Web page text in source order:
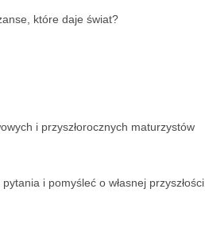
które daje świat?
i przyszłorocznych maturzystów
i pomyśleć o własnej przyszłości.